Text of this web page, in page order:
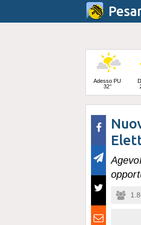
Adesso PU
32°
Martedì
25° / 33°